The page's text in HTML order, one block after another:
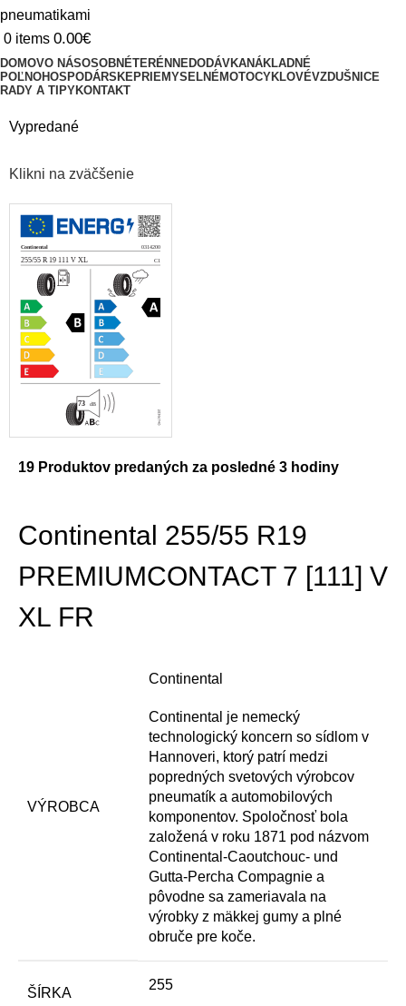
0 items 0.00€
DOMOVO NÁSOSOBNÉTERÉNNEDODÁVKANÁKLADNÉ
POĽNOHOSPODÁRSKEPRIEMYSELNÉMOTOCYKLOVÉVZDUŠNICE
RADY A TIPYKONTAKT
Vypredané
Klikni na zväčšenie
19 Produktov predaných za posledné 3 hodiny
Continental 255/55 R19
PREMIUMCONTACT 7 [111] V
XL FR
VÝROBCA
Continental
Continental je nemecký
technologický koncern so sídlom v
Hannoveri, ktorý patrí medzi
popredných svetových výrobcov
pneumatík a automobilových
komponentov. Spoločnosť bola
založená v roku 1871 pod názvom
Continental-Caoutchouc- und
Gutta-Percha Compagnie a
pôvodne sa zameriavala na
výrobky z mäkkej gumy a plné
obruče pre koče.
ŠÍRKA
255